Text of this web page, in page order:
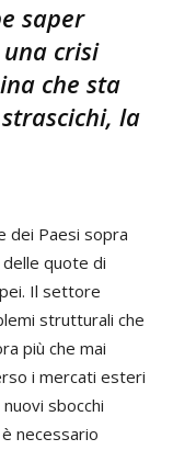
saper
crisi
che sta
la
dei Paesi sopra
quote di
Il settore
strutturali che
più che mai
i mercati esteri
sbocchi
necessario